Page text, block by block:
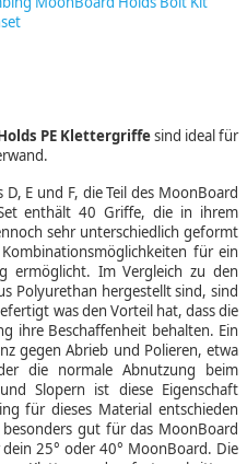
PE Klettergriffesind ideal für
E und F, die Teil des MoonBoard
enthält 40 Griffe, die in ihrem
sehr unterschiedlich geformt
für ein
ermöglicht. Im Vergleich zu den
Polyurethan hergestellt sind, sind
was den Vorteil hat, dass die
ihre Beschaffenheit behalten. Ein
gegen Abrieb und Polieren, etwa
die normale Abnutzung beim
Slopern ist diese Eigenschaft
für dieses Material entschieden
gut für das MoonBoard
25° oder 40° MoonBoard. Die